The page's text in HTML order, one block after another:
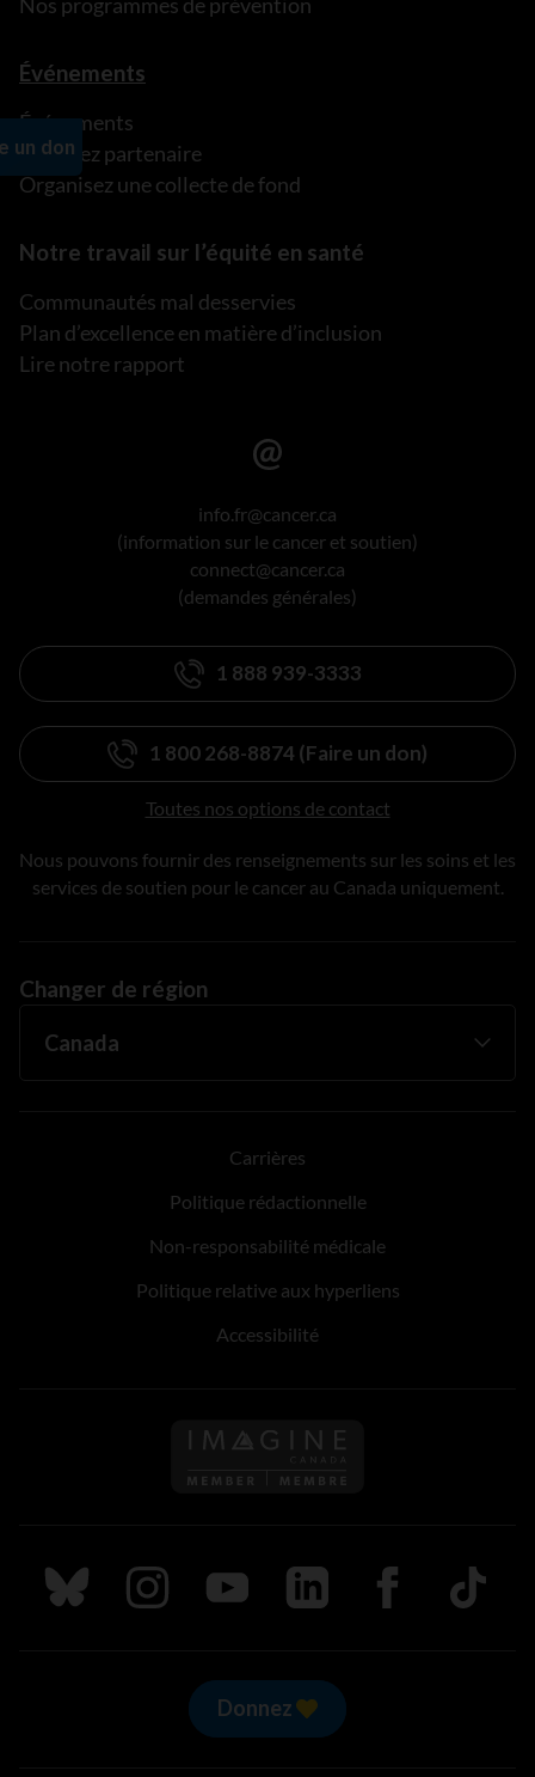
Événements
Événements
Devenez partenaire
Organisez une collecte de fond
Notre travail sur l’équité en santé
Communautés mal desservies
Plan d’excellence en matière d’inclusion
Lire notre rapport
info.fr@cancer.ca
(information sur le cancer et soutien)
connect@cancer.ca
(demandes générales)
1 888 939-3333
1 800 268-8874 (Faire un don)
Toutes nos options de contact
Nous pouvons fournir des renseignements sur les soins et les
services de soutien pour le cancer au Canada uniquement.
Changer de région
Carrières
Politique rédactionnelle
Non-responsabilité médicale
Politique relative aux hyperliens
Accessibilité
Suivez nous sur Bluesky
Suivez nous sur Instagram
Suivez nous sur Youtube
Suivez nous sur LinkedIn
Suivez nous sur
TikTok
Donnez